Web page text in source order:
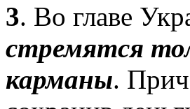
3. Во главе
стремятся
карманы.